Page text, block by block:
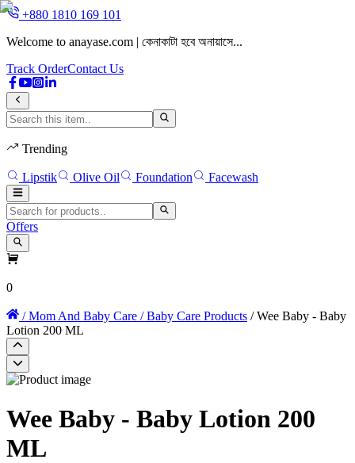
+880 1810 169 101
Welcome to anayase.com | কেনাকাটা হবে অনায়াসে...
Track OrderContact Us
Trending
Lipstik Olive Oil Foundation Facewash
Offers
0
/ Mom And Baby Care / Baby Care Products / Wee Baby - Baby
Lotion 200 ML
Wee Baby - Baby Lotion 200
ML